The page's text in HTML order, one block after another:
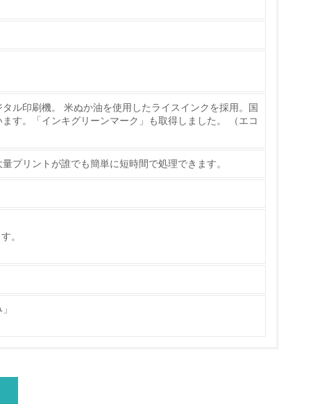
る
標や計画を立てている
の取り組みを行っている
目標や計画を立てている
っている
ル印刷機。 米ぬか油を使用したライスインクを採用。国
す。「インキグリーンマーク」も取得しました。 （エコ
プリントが誰でも簡単に短時間で処理できます。
。